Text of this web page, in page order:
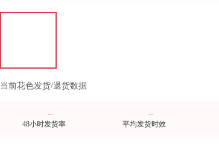
当前花色发货/退货数据
--
48小时发货率
--
平均发货时效